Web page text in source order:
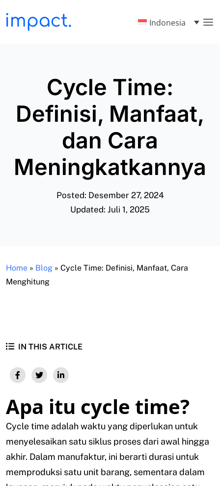
Indonesia
Cycle Time:
Definisi, Manfaat,
dan Cara
Meningkatkannya
Posted: Desember 27, 2024
Updated: Juli 1, 2025
Home » Blog » Cycle Time: Definisi, Manfaat, Cara
Menghitung
IN THIS ARTICLE
Apa itu cycle time?
Cycle time adalah waktu yang diperlukan untuk
menyelesaikan satu siklus proses dari awal hingga
akhir. Dalam manufaktur, ini berarti durasi untuk
memproduksi satu unit barang, sementara dalam